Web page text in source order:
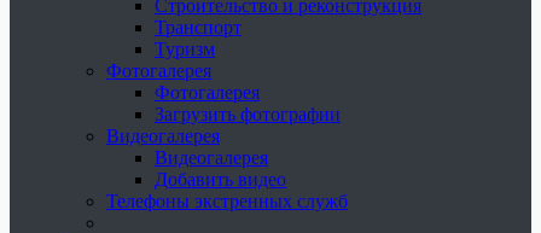
Строительство и реконструкция
Транспорт
Туризм
Фотогалерея
Фотогалерея
Загрузить фотографии
Видеогалерея
Видеогалерея
Добавить видео
Телефоны экстренных служб